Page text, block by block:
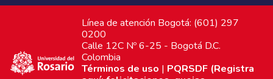
Línea de atención Bogotá: (601) 297
0200
Calle 12C Nº 6-25 - Bogotá D.C.
Colombia
Términos de uso | PQRSDF (Registra